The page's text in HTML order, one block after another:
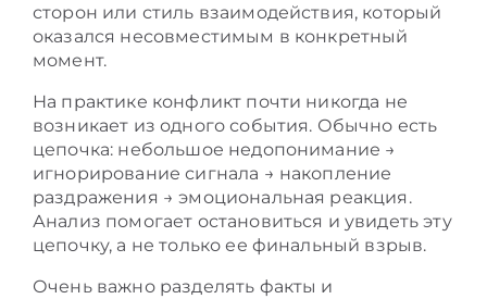
сторон или стиль взаимодействия, который
оказался несовместимым в конкретный
момент.
На практике конфликт почти никогда не
возникает из одного события. Обычно есть
цепочка: небольшое недопонимание →
игнорирование сигнала → накопление
раздражения → эмоциональная реакция.
Анализ помогает остановиться и увидеть эту
цепочку, а не только ее финальный взрыв.
Очень важно разделять факты и